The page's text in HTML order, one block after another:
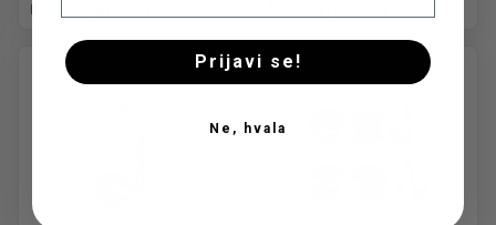
Pogledaj ponudu
Prijavi se!
Ne, hvala